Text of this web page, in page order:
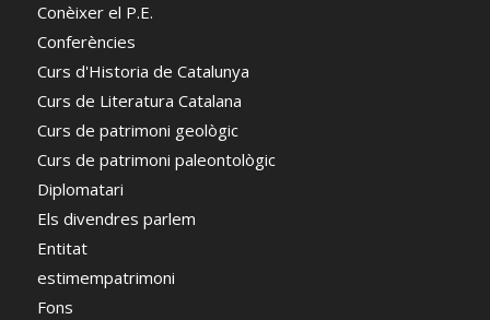
Conèixer el P.E.
Conferències
Curs d'Historia de Catalunya
Curs de Literatura Catalana
Curs de patrimoni geològic
Curs de patrimoni paleontològic
Diplomatari
Els divendres parlem
Entitat
estimempatrimoni
Fons